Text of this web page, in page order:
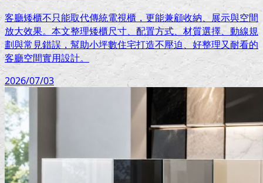
客廳矮櫃不只能取代傳統電視櫃，更能兼顧收納、展示與空間
放大效果。本文整理矮櫃尺寸、配置方式、材質選擇、動線規
劃與常見錯誤，幫助小坪數住宅打造不壓迫、好整理又耐看的
客廳空間實用設計。
2026/07/03